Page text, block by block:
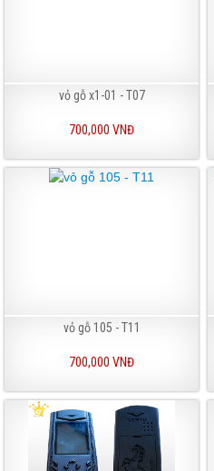
vỏ gỗ x1-01 - T07
700,000 VNĐ
vỏ gỗ 105 - T11
700,000 VNĐ